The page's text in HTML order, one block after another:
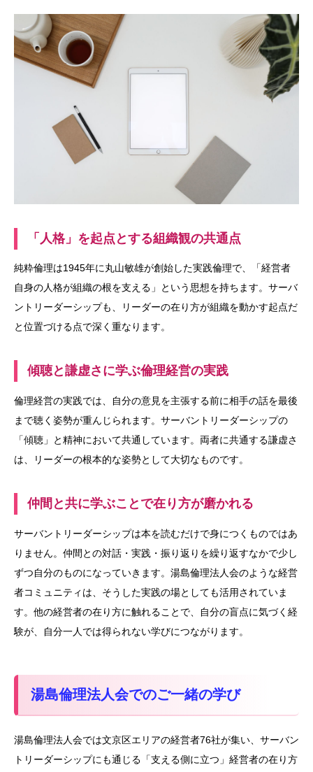
「人格」を起点とする組織観の共通点
純粋倫理は1945年に丸山敏雄が創始した実践倫理で、「経営者
自身の人格が組織の根を支える」という思想を持ちます。サーバ
ントリーダーシップも、リーダーの在り方が組織を動かす起点だ
と位置づける点で深く重なります。
傾聴と謙虚さに学ぶ倫理経営の実践
倫理経営の実践では、自分の意見を主張する前に相手の話を最後
まで聴く姿勢が重んじられます。サーバントリーダーシップの
「傾聴」と精神において共通しています。両者に共通する謙虚さ
は、リーダーの根本的な姿勢として大切なものです。
仲間と共に学ぶことで在り方が磨かれる
サーバントリーダーシップは本を読むだけで身につくものではあ
りません。仲間との対話・実践・振り返りを繰り返すなかで少し
ずつ自分のものになっていきます。湯島倫理法人会のような経営
者コミュニティは、そうした実践の場としても活用されていま
す。他の経営者の在り方に触れることで、自分の盲点に気づく経
験が、自分一人では得られない学びにつながります。
湯島倫理法人会でのご一緒の学び
湯島倫理法人会では文京区エリアの経営者76社が集い、サーバン
トリーダーシップにも通じる「支える側に立つ」経営者の在り方